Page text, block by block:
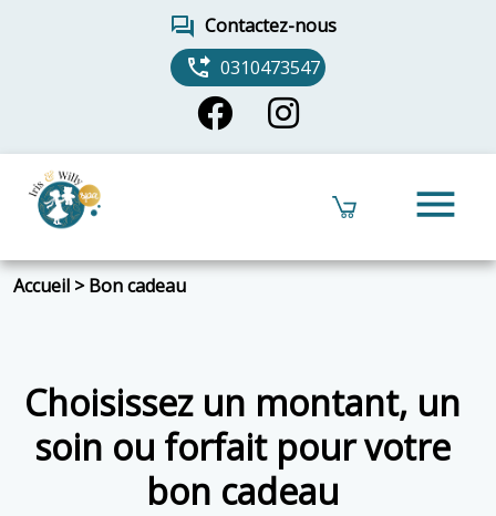
forum Contactez-nous
phone_forwarded 0310473547
menu
Accueil >Bon cadeau
Choisissez un montant, un
soin ou forfait pour votre
bon cadeau